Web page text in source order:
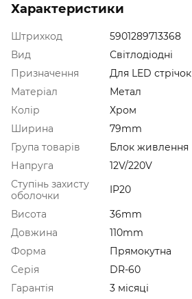
Характеристики
Штрихкод
5901289713368
Вид
Світлодіодні
Призначення
Для LED стрічок
Матеріал
Метал
Колір
Хром
Ширина
79mm
Група товарів
Блок живлення
Напруга
12V/220V
Ступінь захисту
оболочки
IP20
Висота
36mm
Довжина
110mm
Форма
Прямокутна
Серія
DR-60
Гарантія
3 місяці